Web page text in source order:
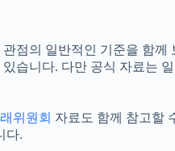
점의 일반적인 기준을 함께
습니다. 다만 공식 자료는
위원회 자료도 함께 참고할
다.